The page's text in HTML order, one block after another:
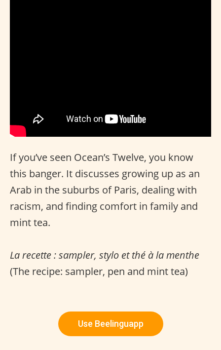
If you’ve seen Ocean’s Twelve, you know
this banger. It discusses growing up as an
Arab in the suburbs of Paris, dealing with
racism, and finding comfort in family and
mint tea.
La recette : sampler, stylo et thé à la menthe
(The recipe: sampler, pen and mint tea)
Use Beelinguapp